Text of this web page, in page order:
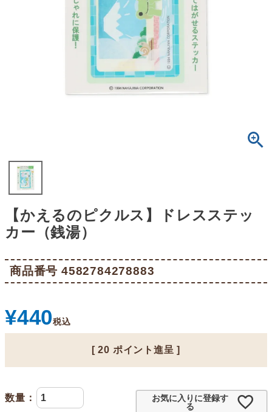
【かえるのピクルス】ドレスステッ
カー（銭湯）
商品番号 4582784278883
¥440税込
[ 20 ポイント進呈 ]
お気に入りに登録す
る